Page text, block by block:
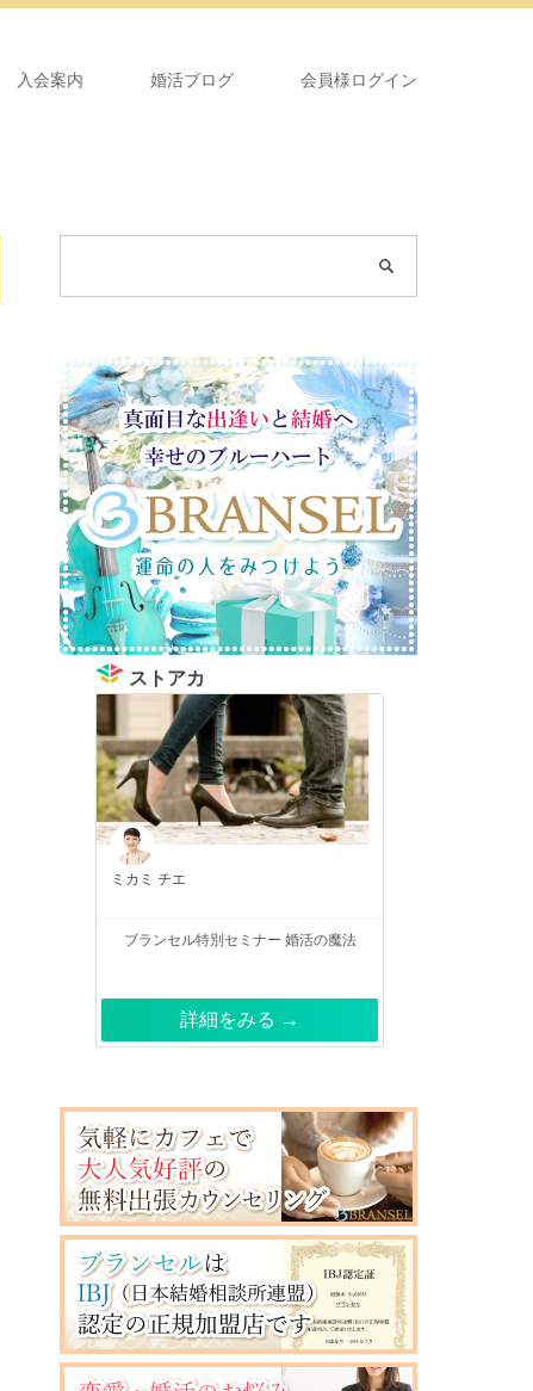
入会案内 婚活ブログ 会員様ログイン
ストアカ
ミカミ チエ
ブランセル特別セミナー 婚活の魔法
詳細をみる →